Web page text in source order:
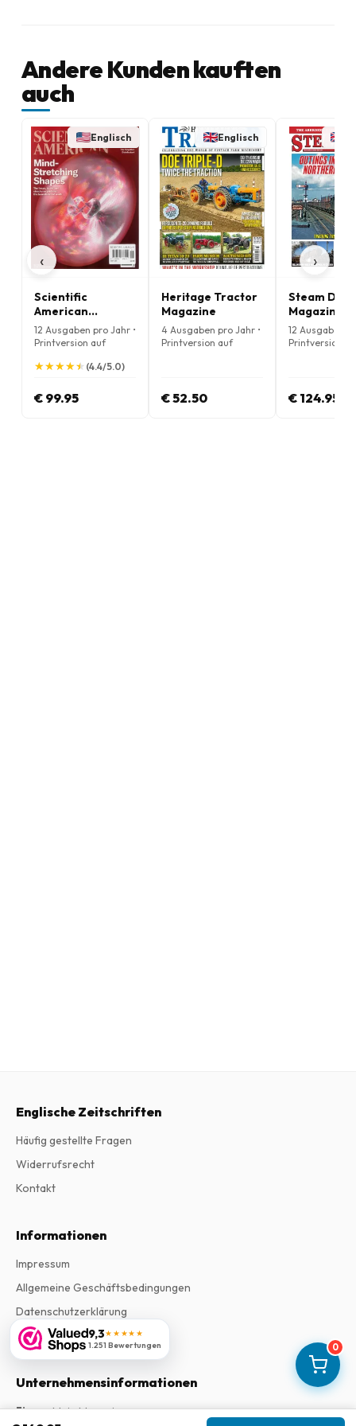
0
Andere Kunden kauften
auch
‹
Englisch
Scientific
American
Magazine
12 Ausgaben pro Jahr •
Printversion auf
★
★★
★★
★★
★★
★ (4.4/5.0)
€ 99.95
Englisch
Heritage Tractor
Magazine
4 Ausgaben pro Jahr •
Printversion auf
€ 52.50
Steam Days
Magazine
12 Ausgaben
Printversion
€ 124.95
›
9,3★★★★★
1.251 Bewertungen
Englische Zeitschriften
Häufig gestellte Fragen
Widerrufsrecht
Kontakt
Informationen
Impressum
Allgemeine Geschäftsbedingungen
Datenschutzerklärung
Beschwerden
Unternehmensinformationen
Firma:Maja Magazines